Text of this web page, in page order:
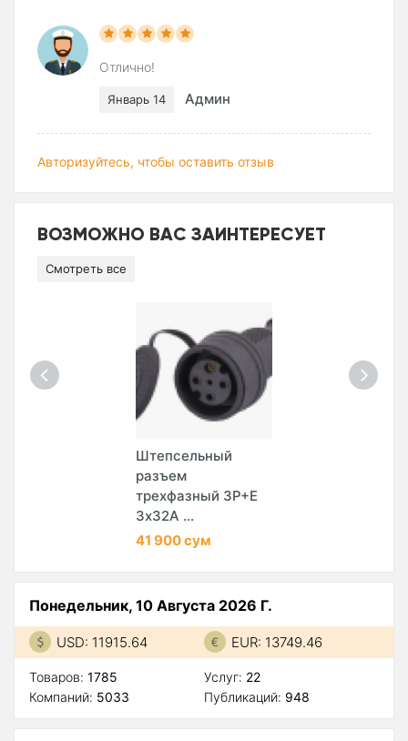
Отлично!
Январь 14 Админ
Авторизуйтесь, чтобы оставить отзыв
ВОЗМОЖНО ВАС ЗАИНТЕРЕСУЕТ
Смотреть все
Штепсельный
разъем
трехфазный 3Р+Е
3х32А ...
41 900 сум
Понедельник, 10 Августа 2026 Г.
USD: 11915.64 EUR: 13749.46
Товаров: 1785
Компаний: 5033
Услуг: 22
Публикаций: 948